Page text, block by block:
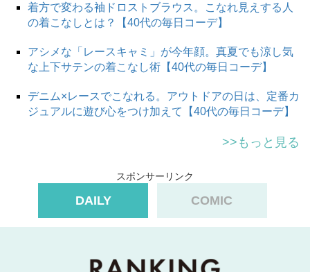
着方で変わる袖ドロストブラウス。こなれ見えする人
の着こなしとは？【40代の毎日コーデ】
アシメな「レースキャミ」が今年顔。真夏でも涼し気
な上下サテンの着こなし術【40代の毎日コーデ】
デニム×レースでこなれる。アウトドアの日は、定番カ
ジュアルに遊び心をつけ加えて【40代の毎日コーデ】
>>もっと見る
スポンサーリンク
DAILY COMIC